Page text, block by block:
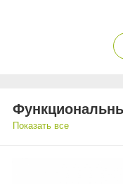
Показать все